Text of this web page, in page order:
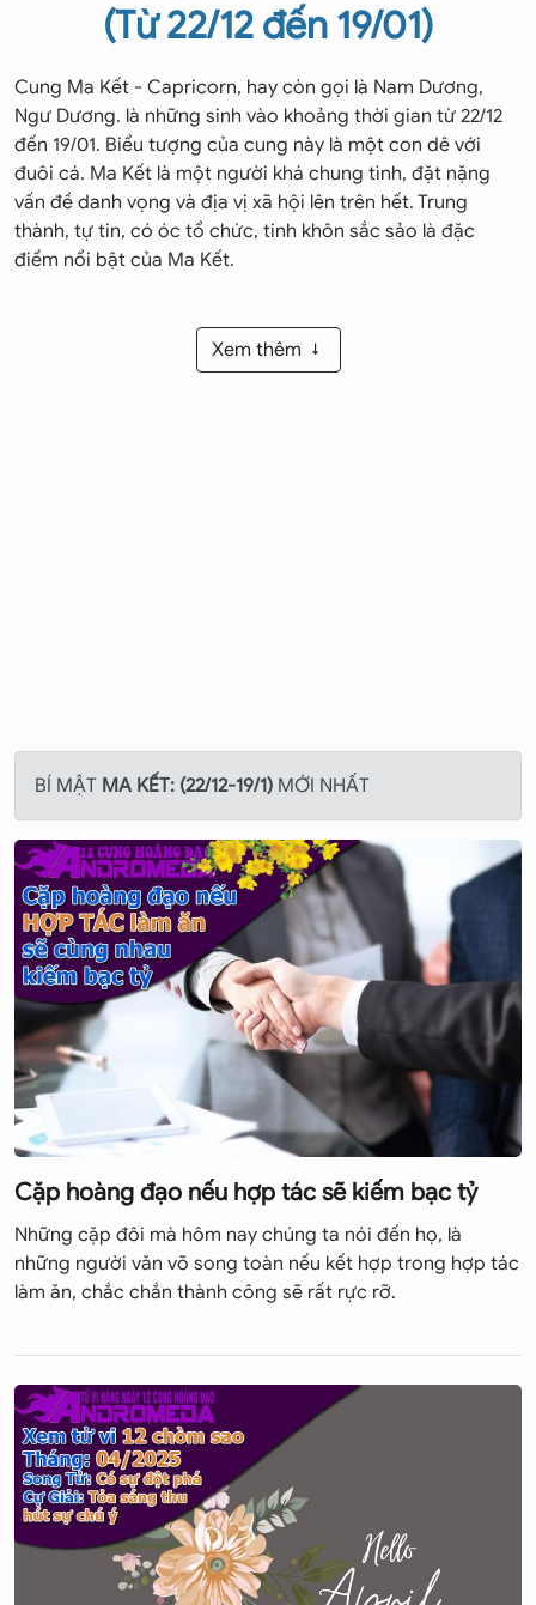
(Từ 22/12 đến 19/01)
Cung Ma Kết - Capricorn, hay còn gọi là Nam Dương,
Ngư Dương. là những sinh vào khoảng thời gian từ 22/12
đến 19/01. Biểu tượng của cung này là một con dê với
đuôi cá. Ma Kết là một người khá chung tình, đặt nặng
vấn đề danh vọng và địa vị xã hội lên trên hết. Trung
thành, tự tin, có óc tổ chức, tinh khôn sắc sảo là đặc
điểm nổi bật của Ma Kết.
Cung Ma Kết được sao Thổ phù trợ. Chòm
- Kim loại:
Kim loại Chì tượng trưng cho Ma Kết.
- Động vật:Loài động vật tượng trưng cho Ma Kết là cá
sấu, cừu, chim cổ đỏ.
- Con số may mắn:Số 6, số 8 và số 9 đem lại may mắn
cho Ma Kết.
- Món quà yêu thích nhất:Ma Kết thích được tặng các
món quà mang tính thực tế hoặc có nhiều chức năng.
- Những cung hoàng đạo hợp với Ma Kết:
Kim Ngưu và
cung Xử Nữ là hai cung hợp với Ma Kết.
- Những cung hoàng đạo kỵ với Ma Kết:
Cự Giải và Ma
Kết khó có thể hợp nhau.
2. Truyền thuyết về Ma Kết
Người Hy Lạp cổ gọi thần của rừng, của đồng cây, đàn
thú và của những người chăn thú là Pan. Người Roma gọi
là Faun.
Theo truyền thuyết Hy Lạp, Pan có hình dáng ghê sợ, nên
thường lẩn tránh vào nơi núi rừng. Pan thường thổi kèn
cho các nữ thần Nymfa nhảy múa trong những đêm trăng
sáng. Tuy Pan có hình thù kỳ dị với bộ râu dài và đầu có
sừng khiến cho con người phải khiếp sợ, nhưng chàng lại
là biểu tượng của lòng mến khách hiền hòa.
Truyền thuyết kể rằng, khi Pan đang uống rượu với bạn bè
thì bỗng con quỷ Typhon trăm đầu xuất hiện. Nó lao đến
Xem thêm
BÍ MẬT MA KẾT: (22/12-19/1) MỚI NHẤT
Cặp hoàng đạo nếu hợp tác sẽ kiếm bạc tỷ
Những cặp đôi mà hôm nay chúng ta nói đến họ, là
những người văn võ song toàn nếu kết hợp trong hợp tác
làm ăn, chắc chắn thành công sẽ rất rực rỡ.